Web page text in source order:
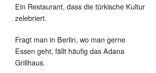
Ein Restaurant, dass die türkische Kultur
zelebriert.
Fragt man in Berlin, wo man gerne
Essen geht, fällt häufig das Adana
Grillhaus.